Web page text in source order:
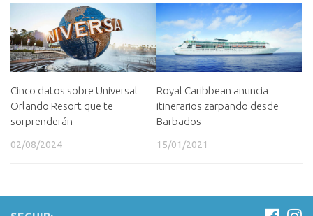
Cinco datos sobre Universal
Orlando Resort que te
sorprenderán
02/08/2024
Royal Caribbean anuncia
itinerarios zarpando desde
Barbados
15/01/2021